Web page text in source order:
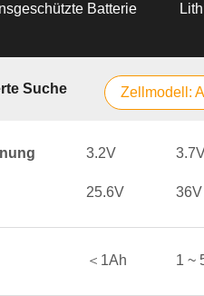
Batterie
Suche Zellmodell:
3.2V
25.6V 36V
＜1Ah 1 ~